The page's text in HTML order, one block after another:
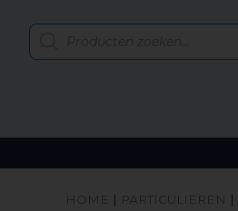
HOME | PARTICULIEREN |